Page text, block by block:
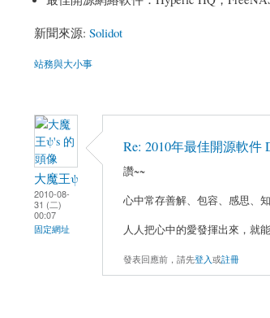
新聞來源: Solidot
站務與大小事
大魔王ψ
2010-08-
31 (二)
00:07
固定網址
Re: 2010年最佳開源軟件
讚~~
心中常存善解、包容、感思、
人人把心中的愛發揮出來，就
發表回應前，請先登入或註冊